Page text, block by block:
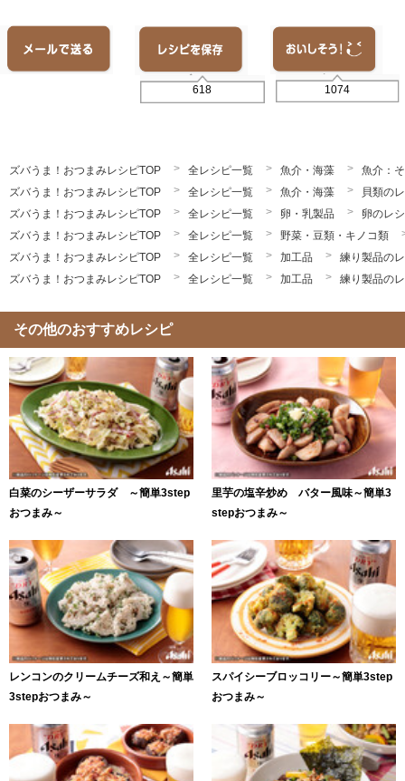
618 1074
ズバうま！おつまみレシピTOP 全レシピ一覧 魚介・海藻
魚介：
ズバうま！おつまみレシピTOP
全レシピ一覧 魚介・海藻
貝類の
ズバうま！おつまみレシピTOP
全レシピ一覧 卵・乳製品
卵のレ
ズバうま！おつまみレシピTOP
全レシピ一覧
野菜・豆類・キノコ類
ズバうま！おつまみレシピTOP
全レシピ一覧 加工品
練り製品の
ズバうま！おつまみレシピTOP
全レシピ一覧 加工品 練り製品の
その他のおすすめレシピ
白菜のシーザーサラダ ～簡単3step
おつまみ～
里芋の塩辛炒め バター風味～簡単3
stepおつまみ～
レンコンのクリームチーズ和え～簡単
3stepおつまみ～
スパイシーブロッコリー～簡単3step
おつまみ～